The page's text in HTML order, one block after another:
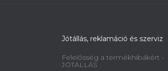
Jótállás, reklamáció és szerviz
Felelősség a termékhibákért -
JÓTÁLLÁS